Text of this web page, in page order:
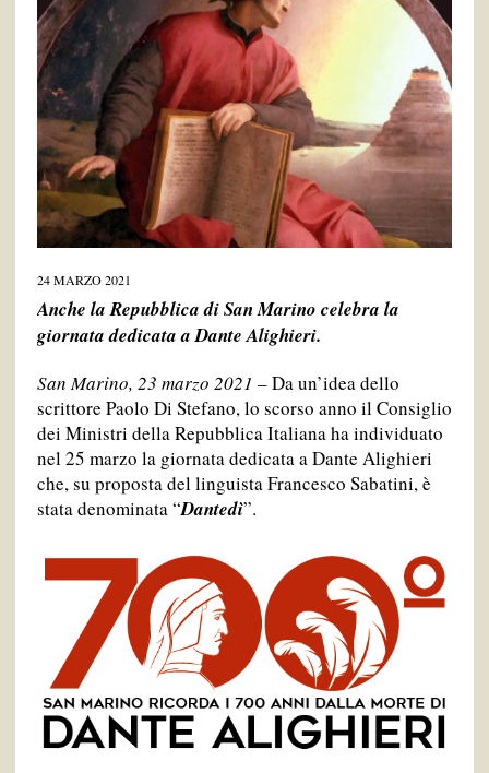
24 MARZO 2021
Anche la Repubblica di San Marino celebra la
giornata dedicata a Dante Alighieri.
San Marino, 23 marzo 2021 – Da un’idea dello
scrittore Paolo Di Stefano, lo scorso anno il Consiglio
dei Ministri della Repubblica Italiana ha individuato
nel 25 marzo la giornata dedicata a Dante Alighieri
che, su proposta del linguista Francesco Sabatini, è
stata denominata “Dantedì”.